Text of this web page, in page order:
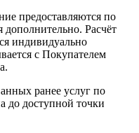
предоставляются по
Расчёт
индивидуально
с Покупателем
ранее услуг по
до доступной точки